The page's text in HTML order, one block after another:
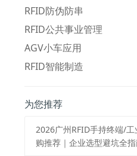
RFID防伪防串
RFID公共事业管理
AGV小车应用
RFID智能制造
为您推荐
2026⼴州RFID⼿持终端/
购推荐｜企业选型避坑全